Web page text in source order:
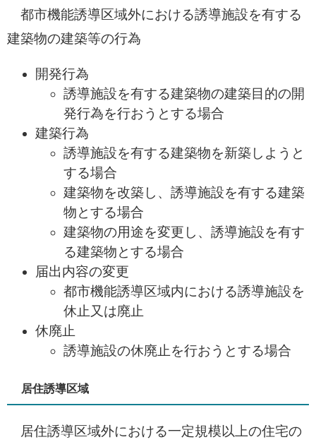
都市機能誘導区域外における誘導施設を有する
建築物の建築等の行為
開発行為
誘導施設を有する建築物の建築目的の開
発行為を行おうとする場合
建築行為
誘導施設を有する建築物を新築しようと
する場合
建築物を改築し、誘導施設を有する建築
物とする場合
建築物の用途を変更し、誘導施設を有す
る建築物とする場合
届出内容の変更
都市機能誘導区域内における誘導施設を
休止又は廃止
休廃止
誘導施設の休廃止を行おうとする場合
居住誘導区域
居住誘導区域外における一定規模以上の住宅の